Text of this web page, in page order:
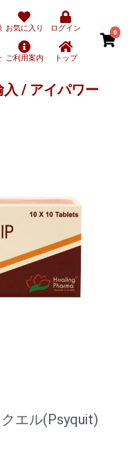
お気に入り ログイン
ご利用案内 トップ
0
/ アイパワー
エル(Psyquit)